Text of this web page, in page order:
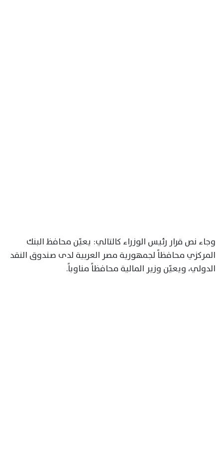
وجاء نص قرار رئيس الوزراء كالتالي: يعيّن محافظ البنك
المركزي محافظاً لجمهورية مصر العربية لدى صندوق النقد
الدولي، ويعيّن وزير المالية محافظاً مناوباً.